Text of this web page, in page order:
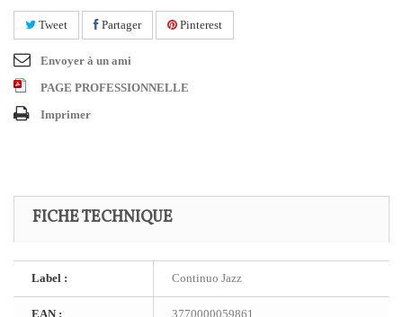
Tweet Partager Pinterest
Envoyer à un ami
PAGE PROFESSIONNELLE
Imprimer
FICHE TECHNIQUE
Label : Continuo Jazz
EAN : 3770000059861